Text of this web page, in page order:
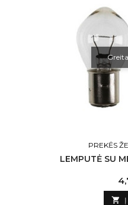
PREKĖS
LEMPUTĖ SU
